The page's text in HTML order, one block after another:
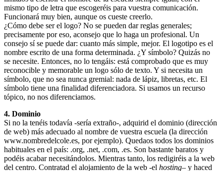
mismo tipo de letra que escogeréis para vuestra comunicación.
Funcionará muy bien, aunque os cueste creerlo.
¿Cómo debe ser el logo? No se pueden dar reglas generales;
precisamente por eso, aconsejo que lo haga un profesional. Un
consejo sí se puede dar: cuanto más simple, mejor. El logotipo es el
nombre escrito de una forma determinada. ¿Y símbolo? Quizás no
se necesite. Entonces, no lo tengáis: está comprobado que es muy
reconocible y memorable un logo sólo de texto. Y si necesita un
símbolo, que no sea nunca gremial: nada de lápiz, libretas, etc. El
símbolo tiene una finalidad diferenciadora. Si usamos un recurso
tópico, no nos diferenciamos.
4. Dominio
Si no la tenéis todavía -sería extraño-, adquirid el dominio (dirección
de web) más adecuado al nombre de vuestra escuela (la dirección
www.nombredelcole.es, por ejemplo). Quedaos todos los dominios
habituales en el país: .org, .net, .com, .es. Son bastante baratos y
podéis acabar necesitándolos. Mientras tanto, los redigiréis a la web
del centro. Contratad el alojamiento de la web -el hosting– y haced